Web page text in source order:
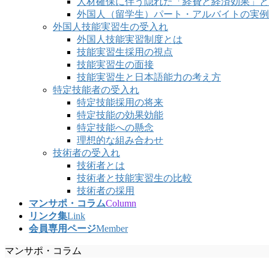
外国人（留学生）パート・アルバイトの実
外国人技能実習生の受入れ
外国人技能実習制度とは
技能実習生採用の視点
技能実習生の面接
技能実習生と日本語能力の考え方
特定技能者の受入れ
特定技能採用の将来
特定技能の効果効能
特定技能への懸念
理想的な組み合わせ
技術者の受入れ
技術者とは
技術者と技能実習生の比較
技術者の採用
マンサポ・コラムColumn
リンク集Link
会員専用ページMember
マンサポ・コラム